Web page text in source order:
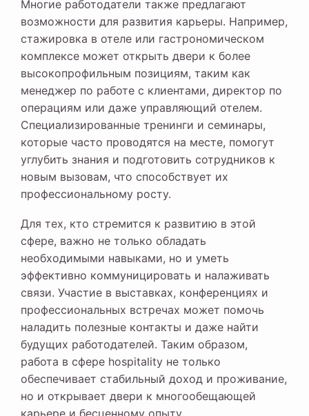
Многие работодатели также предлагают
возможности для развития карьеры. Например,
стажировка в отеле или гастрономическом
комплексе может открыть двери к более
высокопрофильным позициям, таким как
менеджер по работе с клиентами, директор по
операциям или даже управляющий отелем.
Специализированные тренинги и семинары,
которые часто проводятся на месте, помогут
углубить знания и подготовить сотрудников к
новым вызовам, что способствует их
профессиональному росту.
Для тех, кто стремится к развитию в этой
сфере, важно не только обладать
необходимыми навыками, но и уметь
эффективно коммуницировать и налаживать
связи. Участие в выставках, конференциях и
профессиональных встречах может помочь
наладить полезные контакты и даже найти
будущих работодателей. Таким образом,
работа в сфере hospitality не только
обеспечивает стабильный доход и проживание,
но и открывает двери к многообещающей
карьере и бесценному опыту.